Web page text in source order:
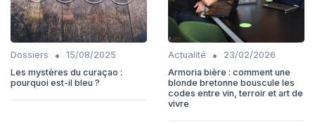
Dossiers •
15/08/2025
Les mystères du curaçao :
pourquoi est-il bleu ?
Actualité •
23/02/2026
Armoria bière : comment une
blonde bretonne bouscule les
codes entre vin, terroir et art de
vivre